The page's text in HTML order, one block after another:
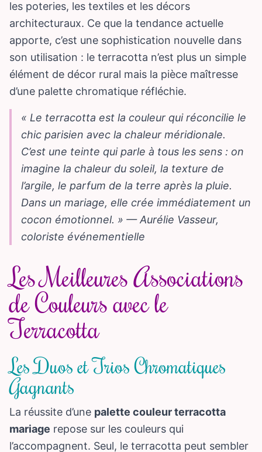
les poteries, les textiles et les décors
architecturaux. Ce que la tendance actuelle
apporte, c’est une sophistication nouvelle dans
son utilisation : le terracotta n’est plus un simple
élément de décor rural mais la pièce maîtresse
d’une palette chromatique réfléchie.
« Le terracotta est la couleur qui réconcilie le
chic parisien avec la chaleur méridionale.
C’est une teinte qui parle à tous les sens : on
imagine la chaleur du soleil, la texture de
l’argile, le parfum de la terre après la pluie.
Dans un mariage, elle crée immédiatement un
cocon émotionnel. » — Aurélie Vasseur,
coloriste événementielle
Les Meilleures Associations
de Couleurs avec le
Terracotta
Les Duos et Trios Chromatiques
Gagnants
La réussite d’une palette couleur terracotta
mariage repose sur les couleurs qui
l’accompagnent. Seul, le terracotta peut sembler